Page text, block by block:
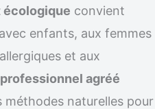
convient
enfants, aux femmes
et aux
professionnel agréé
méthodes naturelles pour